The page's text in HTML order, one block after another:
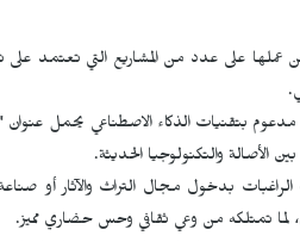
على عدد من المشاريع التي تعتمد على
بتقنيات الذكاء الاصطناعي يحمل
الأصالة والتكنولوجيا الحديثة.
بدخول مجال التراث والآثار أو صناعة
لما تمتلكه من وعي ثقافي وحس حضاري مميز.